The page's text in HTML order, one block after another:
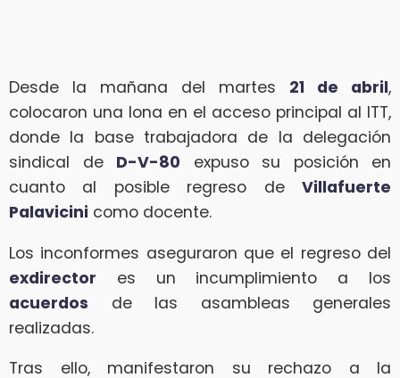
Desde la mañana del martes 21 de abril,
colocaron una lona en el acceso principal al ITT,
donde la base trabajadora de la delegación
sindical de D-V-80 expuso su posición en
cuanto al posible regreso de Villafuerte
Palavicini como docente.
Los inconformes aseguraron que el regreso del
exdirector es un incumplimiento a los
acuerdos de las asambleas generales
realizadas.
Tras ello, manifestaron su rechazo a la